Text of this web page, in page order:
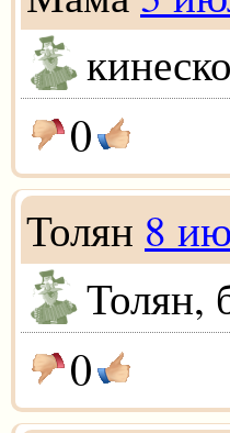
0
Толян 8
Толян,
0